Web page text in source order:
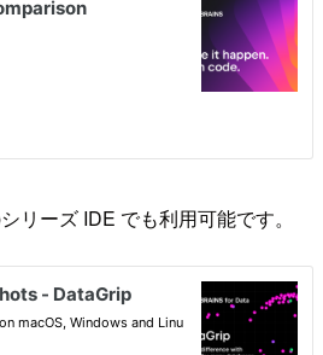
リーズ IDE でも利用可能です。